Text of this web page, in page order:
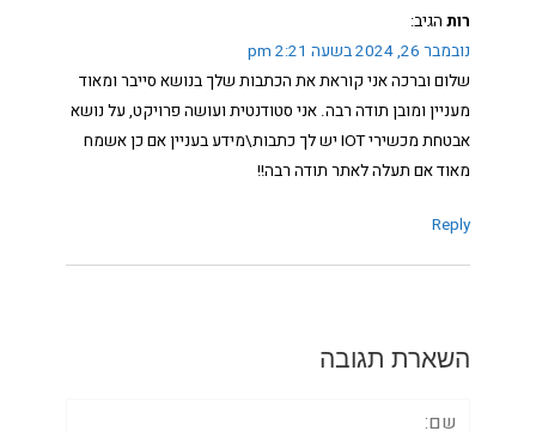
רות הגיב:
נובמבר 26, 2024 בשעה 2:21 pm
שלום וברכה אני קוראת את הכתבות שלך בנושא סייבר ומאוד
מעניין ומובן תודה רבה. אני סטודנטית ועושה פרויקט, על נושא
אבטחת מכשירי IOT יש לך כתבות\מידע בעניין אם כן אשמח
מאוד אם תעלה לאתר תודה רבה!!
Reply
השארת תגובה